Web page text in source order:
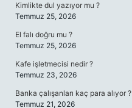
Kimlikte dul yazıyor mu ?
Temmuz 25, 2026
El falı doğru mu ?
Temmuz 25, 2026
Kafe işletmecisi nedir ?
Temmuz 23, 2026
Banka çalışanları kaç para alıyor ?
Temmuz 21, 2026